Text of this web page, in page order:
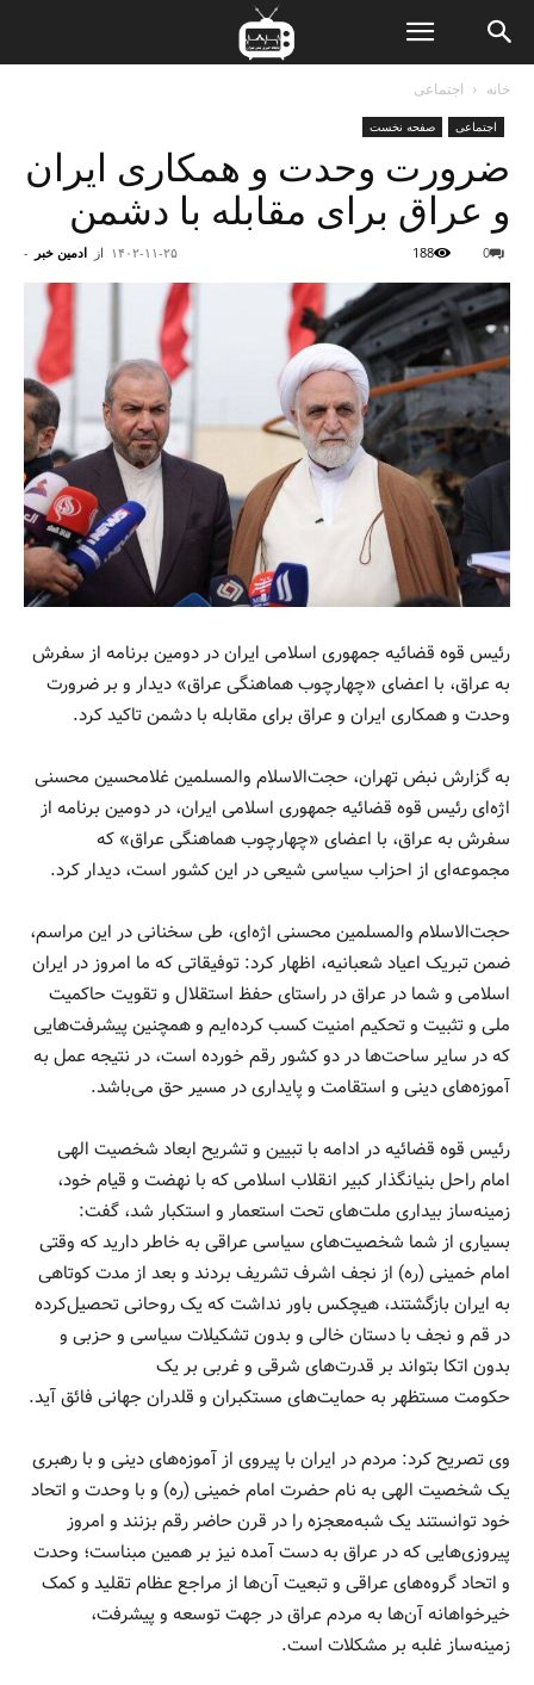
خانه اجتماعی
اجتماعی صفحه نخست
ضرورت وحدت و همکاری ایران
و عراق برای مقابله با دشمن
از ادمین خبر - ۱۴۰۲-۱۱-۲۵ 0
188
رئیس قوه قضائیه جمهوری اسلامی ایران در دومین برنامه از سفرش
به عراق، با اعضای «چهارچوب هماهنگی عراق» دیدار و بر ضرورت
وحدت و همکاری ایران و عراق برای مقابله با دشمن تاکید کرد.
به گزارش نبض تهران، حجت‌الاسلام والمسلمین غلامحسین محسنی
اژه‌ای رئیس قوه قضائیه جمهوری اسلامی ایران، در دومین برنامه از
سفرش به عراق، با اعضای «چهارچوب هماهنگی عراق» که
مجموعه‌ای از احزاب سیاسی شیعی در این کشور است، دیدار کرد.
حجت‌الاسلام والمسلمین محسنی اژه‌ای، طی سخنانی در این مراسم،
ضمن تبریک اعیاد شعبانیه، اظهار کرد: توفیقاتی که ما امروز در ایران
اسلامی و شما در عراق در راستای حفظ استقلال و تقویت حاکمیت
ملی و تثبیت و تحکیم امنیت کسب کرده‌ایم و همچنین پیشرفت‌هایی
که در سایر ساحت‌ها در دو کشور رقم خورده است، در نتیجه عمل به
آموزه‌های دینی و استقامت و پایداری در مسیر حق می‌باشد.
رئیس قوه قضائیه در ادامه با تبیین و تشریح ابعاد شخصیت الهی
امام راحل بنیانگذار کبیر انقلاب اسلامی که با نهضت و قیام خود،
زمینه‌ساز بیداری ملت‌های تحت استعمار و استکبار شد، گفت:
بسیاری از شما شخصیت‌های سیاسی عراقی به خاطر دارید که وقتی
امام خمینی (ره) از نجف اشرف تشریف بردند و بعد از مدت کوتاهی
به ایران بازگشتند، هیچکس باور نداشت که یک روحانی تحصیل‌کرده
در قم و نجف با دستان خالی و بدون تشکیلات سیاسی و حزبی و
بدون اتکا بتواند بر قدرت‌های شرقی و غربی بر یک
حکومت مستظهر به حمایت‌های مستکبران و قلدران جهانی فائق آید.
وی تصریح کرد: مردم در ایران با پیروی از آموزه‌های دینی و با رهبری
یک شخصیت الهی به نام حضرت امام خمینی (ره) و با وحدت و اتحاد
خود توانستند یک شبه‌معجزه را در قرن حاضر رقم بزنند و امروز
پیروزی‌هایی که در عراق به دست آمده نیز بر همین مبناست؛ وحدت
و اتحاد گروه‌های عراقی و تبعیت آن‌ها از مراجع عظام تقلید و کمک
خیرخواهانه آن‌ها به مردم عراق در جهت توسعه و پیشرفت،
زمینه‌ساز غلبه بر مشکلات است.